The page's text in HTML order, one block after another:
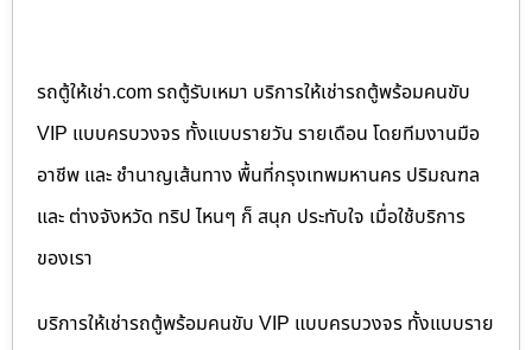
รถตู้ให้เช่า.com รถตู้รับเหมา บริการให้เช่ารถตู้พร้อมคนขับ
VIP แบบครบวงจร ทั้งแบบรายวัน รายเดือน โดยทีมงานมือ
อาชีพ และ ชำนาญเส้นทาง พื้นที่กรุงเทพมหานคร ปริมณฑล
และ ต่างจังหวัด ทริป ไหนๆ ก็ สนุก ประทับใจ เมื่อใช้บริการ
ของเรา
บริการให้เช่ารถตู้พร้อมคนขับ VIP แบบครบวงจร ทั้งแบบราย